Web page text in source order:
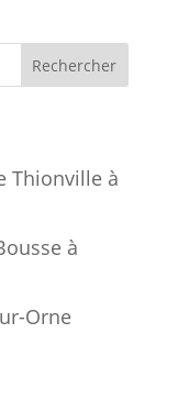
Rechercher
Thionville à
à
Orne